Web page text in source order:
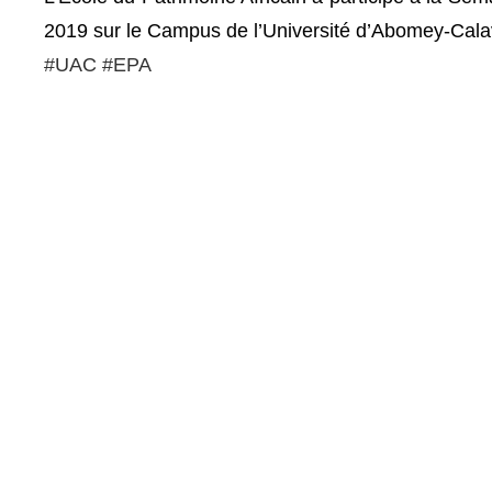
2019 sur le Campus de l’Université d’Abomey-
#UAC #EPA